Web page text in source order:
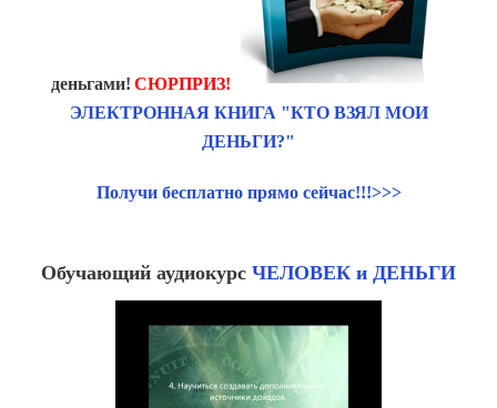
деньгами! СЮРПРИЗ!
ЭЛЕКТРОННАЯ КНИГА "КТО ВЗЯЛ МОИ
ДЕНЬГИ?"
Получи бесплатно прямо сейчас!!!>>>
Обучающий аудиокурс ЧЕЛОВЕК и ДЕНЬГИ